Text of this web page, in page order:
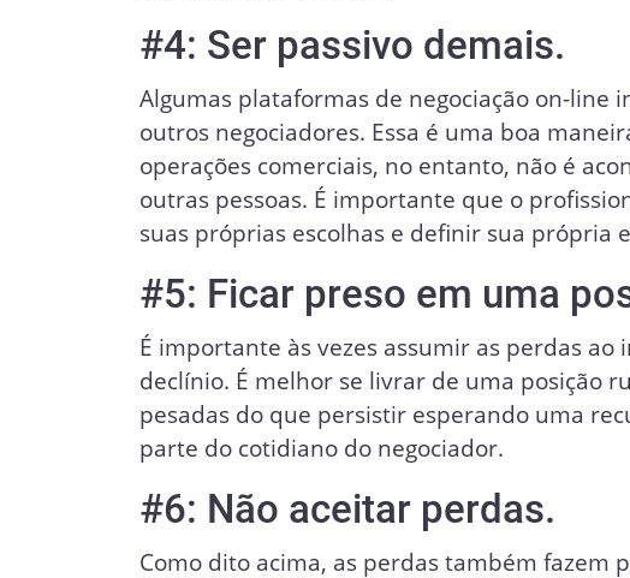
#4: Ser passivo demais.
Algumas plataformas de negociação on-line
outros negociadores. Essa é uma boa
operações comerciais, no entanto, não é
outras pessoas. É importante que o
suas próprias escolhas e definir sua própria
#5: Ficar preso em uma
É importante às vezes assumir as perdas
declínio. É melhor se livrar de uma posição
pesadas do que persistir esperando uma
parte do cotidiano do negociador.
#6: Não aceitar perdas.
Como dito acima, as perdas também fazem